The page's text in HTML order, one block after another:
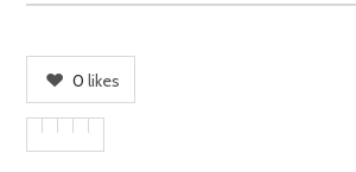
0 likes